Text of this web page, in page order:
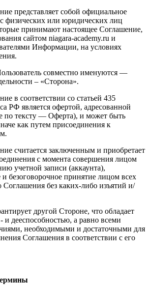
представляет собой официальное
физических или юридических лиц
принимают настоящее Соглашение,
сайтом niagara-academy.ru и
Информации, на условиях
совместно именуются —
– «Сторона».
в соответствии со статьей 435
РФ является офертой, адресованной
по тексту — Оферта), и может быть
как путем присоединения к
считается заключенным и приобретает
с момента совершения лицом
учетной записи (аккаунта),
безоговорочное принятие лицом всех
Соглашения без каких-либо изъятий и/
другой Стороне, что обладает
и дееспособностью, а равно всеми
необходимыми и достаточными для
Соглашения в соответствии с его